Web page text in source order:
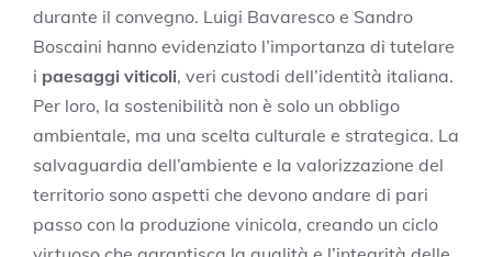
durante il convegno. Luigi Bavaresco e Sandro
Boscaini hanno evidenziato l’importanza di tutelare
i paesaggi viticoli, veri custodi dell’identità italiana.
Per loro, la sostenibilità non è solo un obbligo
ambientale, ma una scelta culturale e strategica. La
salvaguardia dell’ambiente e la valorizzazione del
territorio sono aspetti che devono andare di pari
passo con la produzione vinicola, creando un ciclo